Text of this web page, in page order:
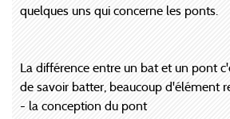
quelques uns qui concerne les ponts.
La différence entre un bat et un pont
de savoir batter, beaucoup d'élément
- la conception du pont